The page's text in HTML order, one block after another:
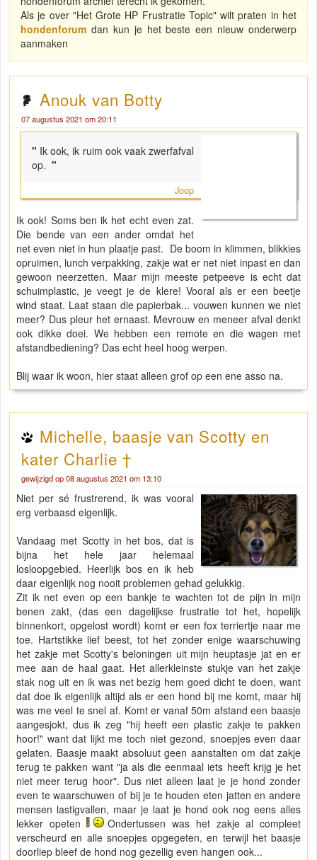
Als je over "Het Grote HP Frustratie Topic" wilt praten in het
hondenforum dan kun je het beste een nieuw onderwerp
aanmaken
Anouk van Botty
07 augustus 2021 om 20:11
" Ik ook, ik ruim ook vaak zwerfafval
op. "
Joop
Ik ook! Soms ben ik het echt even zat.
Die bende van een ander omdat het
net even niet in hun plaatje past. De boom in klimmen, blikkies
opruimen, lunch verpakking, zakje wat er net niet inpast en dan
gewoon neerzetten. Maar mijn meeste petpeeve is echt dat
schuimplastic, je veegt je de klere! Vooral als er een beetje
wind staat. Laat staan die papierbak... vouwen kunnen we niet
meer? Dus pleur het ernaast. Mevrouw en meneer afval denkt
ook dikke doei. We hebben een remote en die wagen met
afstandbediening? Das echt heel hoog werpen.
Blij waar ik woon, hier staat alleen grof op een ene asso na.
Michelle, baasje van Scotty en
kater Charlie †
gewijzigd op 08 augustus 2021 om 13:10
Niet per sé frustrerend, ik was vooral
erg verbaasd eigenlijk.
Vandaag met Scotty in het bos, dat is
bijna het hele jaar helemaal
losloopgebied. Heerlijk bos en ik heb
daar eigenlijk nog nooit problemen gehad gelukkig.
Zit ik net even op een bankje te wachten tot de pijn in mijn
benen zakt, (das een dagelijkse frustratie tot het, hopelijk
binnenkort, opgelost wordt) komt er een fox terriertje naar me
toe. Hartstikke lief beest, tot het zonder enige waarschuwing
het zakje met Scotty's beloningen uit mijn heuptasje jat en er
mee aan de haal gaat. Het allerkleinste stukje van het zakje
stak nog uit en ik was net bezig hem goed dicht te doen, want
dat doe ik eigenlijk altijd als er een hond bij me komt, maar hij
was me veel te snel af. Komt er vanaf 50m afstand een baasje
aangesjokt, dus ik zeg "hij heeft een plastic zakje te pakken
hoor!" want dat lijkt me toch niet gezond, snoepjes even daar
gelaten. Baasje maakt absoluut geen aanstalten om dat zakje
terug te pakken want "ja als die eenmaal iets heeft krijg je het
niet meer terug hoor". Dus niet alleen laat je je hond zonder
even te waarschuwen of bij je te houden eten jatten en andere
mensen lastigvallen, maar je laat je hond ook nog eens alles
lekker opeten
Ondertussen was het zakje al compleet
verscheurd en alle snoepjes opgegeten, en terwijl het baasje
doorliep bleef de hond nog gezellig even hangen ook...